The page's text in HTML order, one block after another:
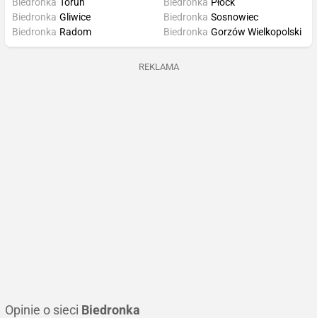
Biedronka Gliwice
Biedronka Radom
Biedronka Sosnowiec
Biedronka Gorzów Wielkopolski
REKLAMA
Opinie o sieci Biedronka